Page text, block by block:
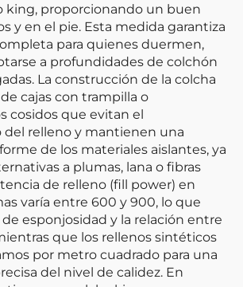
king, proporcionando un buen
y en el pie. Esta medida garantiza
para quienes duermen,
a profundidades de colchón
La construcción de la colcha
cajas con trampilla o
cosidos que evitan el
del relleno y mantienen una
de los materiales aislantes, ya
a plumas, lana o fibras
de relleno (fill power) en
varía entre 600 y 900, lo que
esponjosidad y la relación entre
que los rellenos sintéticos
por metro cuadrado para una
del nivel de calidez. En